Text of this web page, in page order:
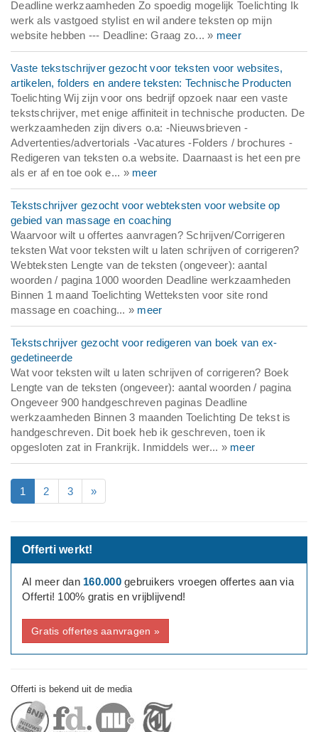
Deadline werkzaamheden Zo spoedig mogelijk Toelichting Ik
werk als vastgoed stylist en wil andere teksten op mijn
website hebben --- Deadline: Graag zo... » meer
Vaste tekstschrijver gezocht voor teksten voor websites,
artikelen, folders en andere teksten: Technische Producten
Toelichting Wij zijn voor ons bedrijf opzoek naar een vaste
tekstschrijver, met enige affiniteit in technische producten. De
werkzaamheden zijn divers o.a: -Nieuwsbrieven -
Advertenties/advertorials -Vacatures -Folders / brochures -
Redigeren van teksten o.a website. Daarnaast is het een pre
als er af en toe ook e... » meer
Tekstschrijver gezocht voor webteksten voor website op
gebied van massage en coaching
Waarvoor wilt u offertes aanvragen? Schrijven/Corrigeren
teksten Wat voor teksten wilt u laten schrijven of corrigeren?
Webteksten Lengte van de teksten (ongeveer): aantal
woorden / pagina 1000 woorden Deadline werkzaamheden
Binnen 1 maand Toelichting Wetteksten voor site rond
massage en coaching... » meer
Tekstschrijver gezocht voor redigeren van boek van ex-
gedetineerde
Wat voor teksten wilt u laten schrijven of corrigeren? Boek
Lengte van de teksten (ongeveer): aantal woorden / pagina
Ongeveer 900 handgeschreven paginas Deadline
werkzaamheden Binnen 3 maanden Toelichting De tekst is
handgeschreven. Dit boek heb ik geschreven, toen ik
opgesloten zat in Frankrijk. Inmiddels wer... » meer
1 2 3 »
Offerti werkt!
Al meer dan 160.000gebruikers vroegen offertes aan via
Offerti! 100% gratis en vrijblijvend!
Gratis offertes aanvragen »
Offerti is bekend uit de media